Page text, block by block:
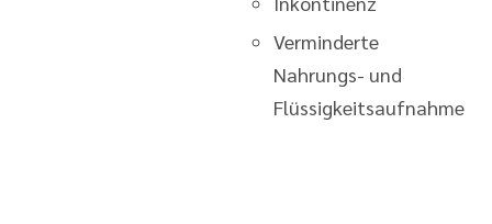
Verminderte
Nahrungs- und
Flüssigkeitsaufnahme